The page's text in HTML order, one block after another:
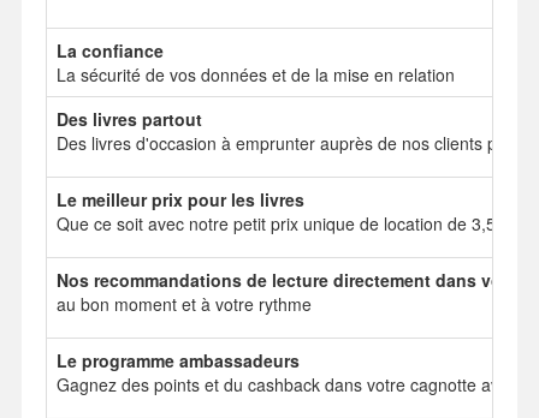
La confiance
La sécurité de vos données et de la mise en relation
Des livres partout
Des livres d'occasion à emprunter auprès de nos clients
Le meilleur prix pour les livres
Que ce soit avec notre petit prix unique de location de 3,50
Nos recommandations de lecture directement dans votre
au bon moment et à votre rythme
Le programme ambassadeurs
Gagnez des points et du cashback dans votre cagnotte avec